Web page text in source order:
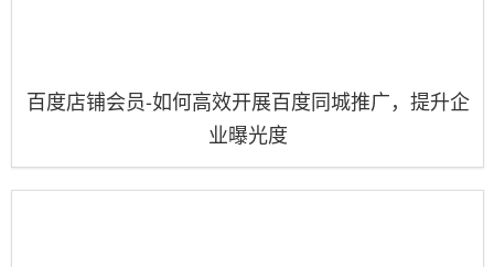
百度店铺会员-如何高效开展百度同城推广，提升企
业曝光度